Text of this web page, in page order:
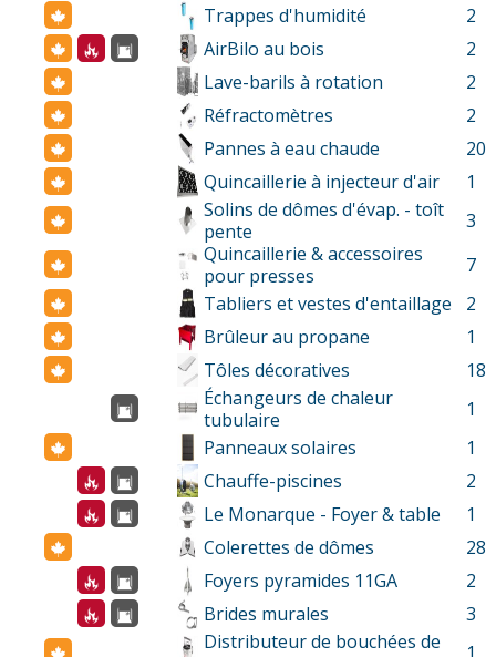
Trappes d'humidité
2
AirBilo au bois
2
Lave-barils à rotation
2
Réfractomètres
2
Pannes à eau chaude
20
Quincaillerie à injecteur d'air
1
Solins de dômes d'évap. - toît
pente
3
Quincaillerie & accessoires
pour presses
7
Tabliers et vestes d'entaillage
2
Brûleur au propane
1
Tôles décoratives
18
Échangeurs de chaleur
tubulaire
1
Panneaux solaires
1
Chauffe-piscines
2
Le Monarque - Foyer & table
1
Colerettes de dômes
28
Foyers pyramides 11GA
2
Brides murales
3
Distributeur de bouchées de